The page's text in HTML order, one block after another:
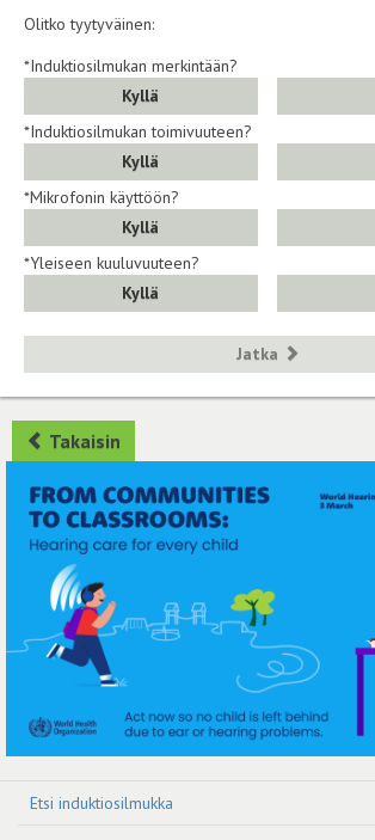
Olitko tyytyväinen:
*Induktiosilmukan merkintään?
Kyllä
*Induktiosilmukan toimivuuteen?
Kyllä
*Mikrofonin käyttöön?
Kyllä
*Yleiseen kuuluvuuteen?
Kyllä
Jatka
Takaisin
Etsi induktiosilmukka